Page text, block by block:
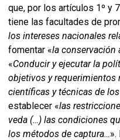
que, por los artículos 1º y
tiene las facultades de
los intereses nacionales
fomentar «la conservación
«Conducir y ejecutar la
objetivos y requerimientos
científicas y técnicas de
establecer «las
veda (…) las condiciones
los métodos de captura…».